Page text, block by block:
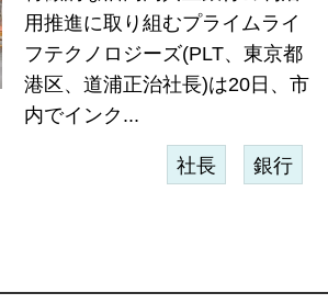
用推進に取り組むプライムライ
フテクノロジーズ(PLT、東京都
港区、道浦正治社長)は20日、市
内でインク...
社長 銀行